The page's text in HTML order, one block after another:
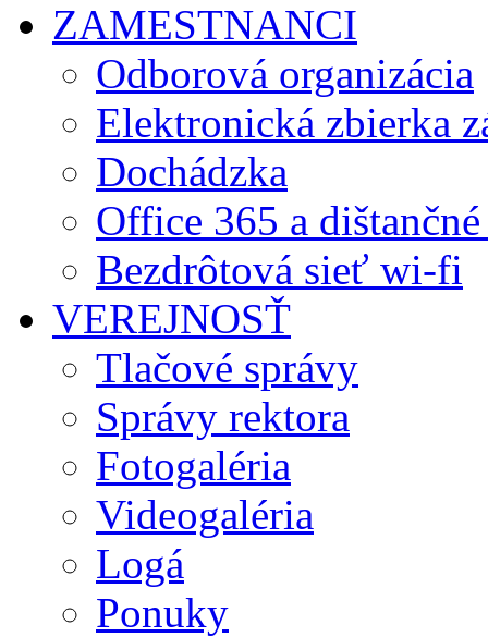
ZAMESTNANCI
Odborová organizácia
Elektronická zbierka
Dochádzka
Office 365 a
Bezdrôtová sieť wi-fi
VEREJNOSŤ
Tlačové správy
Správy rektora
Fotogaléria
Videogaléria
Logá
Ponuky